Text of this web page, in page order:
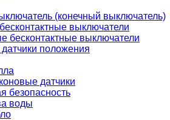
(конечный выключатель)
выключатели
бесконтактные выключатели
положения
датчики
безопасность
воды